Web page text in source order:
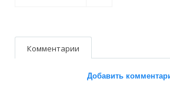
Комментарии
Добавить